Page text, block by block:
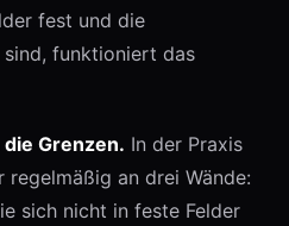
fest und die
sind, funktioniert das
Grenzen. In der Praxis
an drei Wände:
sich nicht in feste Felder